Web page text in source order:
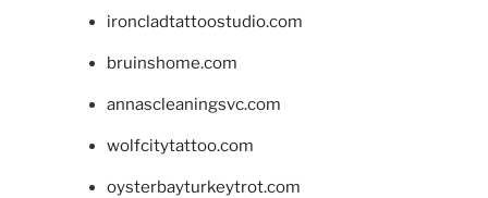
ironcladtattoostudio.com
bruinshome.com
annascleaningsvc.com
wolfcitytattoo.com
oysterbayturkeytrot.com